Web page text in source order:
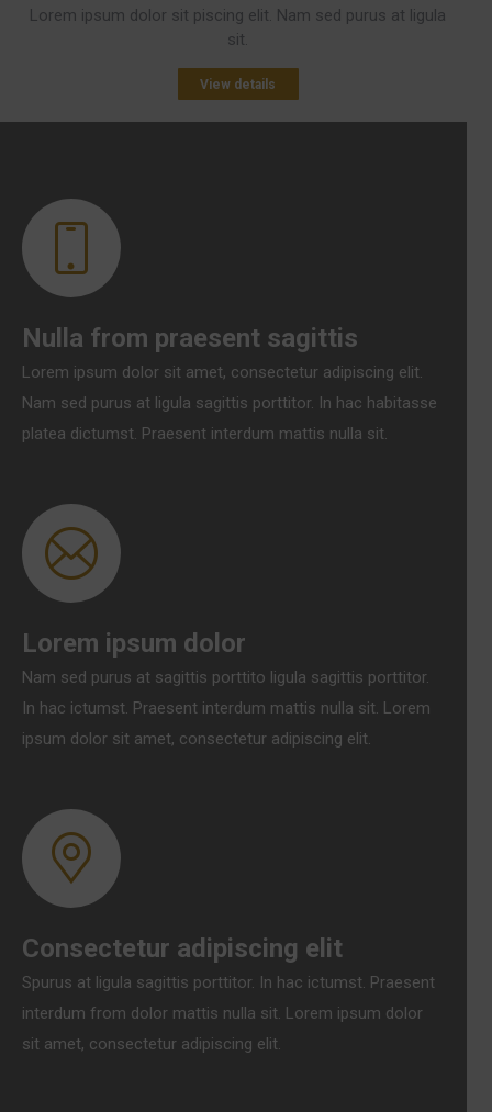
Lorem ipsum dolor sit piscing elit. Nam sed purus at ligula
sit.
View details
Nulla from praesent sagittis
Lorem ipsum dolor sit amet, consectetur adipiscing elit.
Nam sed purus at ligula sagittis porttitor. In hac habitasse
platea dictumst. Praesent interdum mattis nulla sit.
Lorem ipsum dolor
Nam sed purus at sagittis porttito ligula sagittis porttitor.
In hac ictumst. Praesent interdum mattis nulla sit. Lorem
ipsum dolor sit amet, consectetur adipiscing elit.
Consectetur adipiscing elit
Spurus at ligula sagittis porttitor. In hac ictumst. Praesent
interdum from dolor mattis nulla sit. Lorem ipsum dolor
sit amet, consectetur adipiscing elit.